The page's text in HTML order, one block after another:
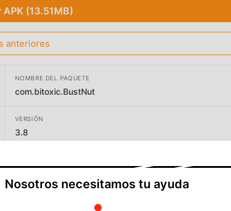
APK (13.51MB)
anteriores
NOMBRE DEL PAQUETE
com.bitoxic.BustNut
VERSIÓN
3.8
Nosotros necesitamos tu ayuda